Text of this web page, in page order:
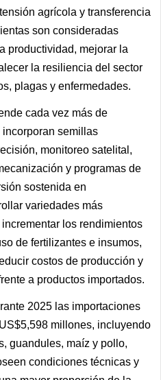
agrícola y transferencia
son consideradas
productividad, mejorar la
la resiliencia del sector
plagas y enfermedades.
cada vez más de
semillas
monitoreo satelital,
y programas de
sostenida en
variedades más
los rendimientos
de fertilizantes e insumos,
costos de producción y
a productos importados.
2025 las importaciones
millones, incluyendo
guandules, maíz y pollo,
condiciones técnicas y